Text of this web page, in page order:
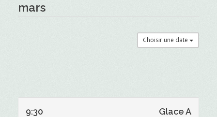
mars
Choisir une date
9:30 Glace A